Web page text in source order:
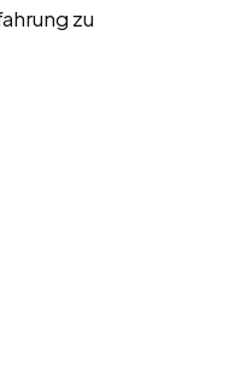
zu